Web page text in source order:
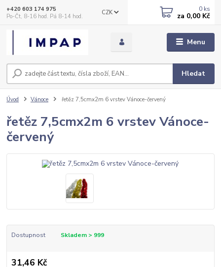
Menu
CZK
Hledat
+420 603 174 975
Po-Čt, 8-16 hod. Pá 8-14 hod.
0 ks
za 0,00 Kč
Úvod Vánoce řetěz 7,5cmx2m 6 vrstev Vánoce-červený
řetěz 7,5cmx2m 6 vrstev Vánoce-
červený
Dostupnost Skladem > 999
31,46 Kč